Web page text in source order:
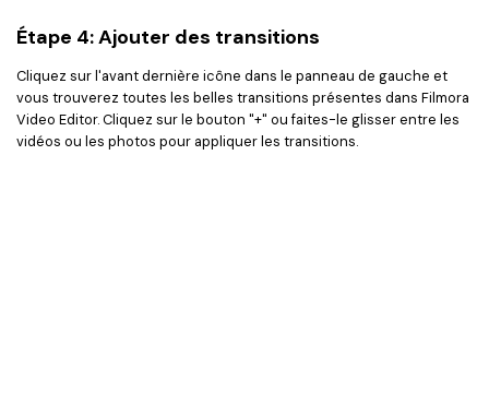
Étape 4: Ajouter des transitions
Cliquez sur l'avant dernière icône dans le panneau de gauche et
vous trouverez toutes les belles transitions présentes dans Filmora
Video Editor. Cliquez sur le bouton "+" ou faites-le glisser entre les
vidéos ou les photos pour appliquer les transitions.